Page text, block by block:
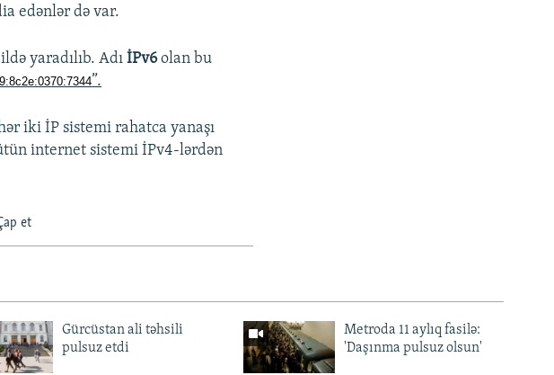
edənlər də var.
yaradılıb. AdıİPv6olan bu
”.
iki İP sistemi rahatca yanaşı
internet sistemi İPv4-lərdən
et
Gürcüstan ali təhsili
pulsuz etdi
Metroda 11 aylıq fasilə:
'Daşınma pulsuz olsun'